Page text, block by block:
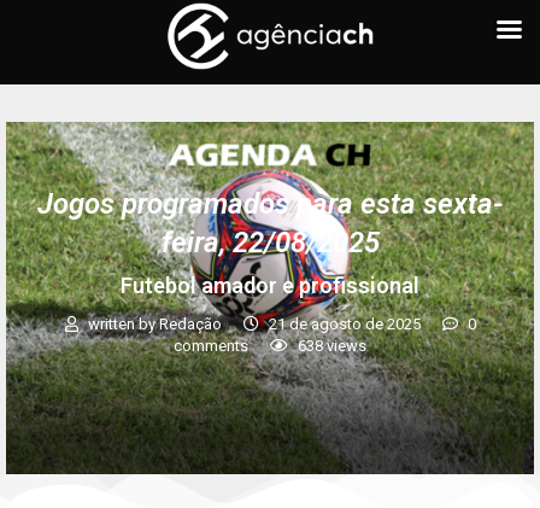
Jogos programados para esta sexta-
feira, 22/08/2025
Futebol amador e profissional
written byRedação 21 de agosto de 2025
0
comments
638views